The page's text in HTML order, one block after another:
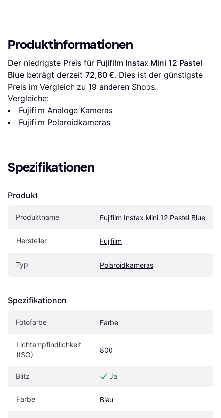
Produktinformationen
Der niedrigste Preis für Fujifilm Instax Mini 12 Pastel
Blue beträgt derzeit 72,80 €. Dies ist der günstigste
Preis im Vergleich zu 19 anderen Shops.
Vergleiche:
Fujifilm Analoge Kameras
Fujifilm Polaroidkameras
Spezifikationen
Produkt
Produktname Fujifilm Instax Mini 12 Pastel Blue
Hersteller Fujifilm
Typ Polaroidkameras
Spezifikationen
Fotofarbe Farbe
Lichtempfindlichkeit
(ISO)
800
Blitz Ja
Farbe Blau